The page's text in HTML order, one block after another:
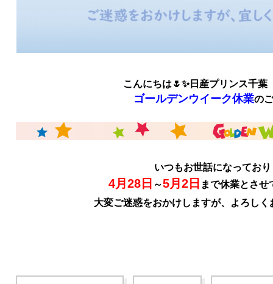
こんにちは🌷✨日産プリンス千
ゴールデンウイーク休業の
いつもお世話になってお
4月28日 ～5月2日 まで休業とさせ
大変ご迷惑をおかけしますが、よろしく